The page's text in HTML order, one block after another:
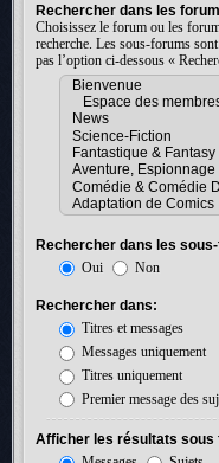
Rechercher dans les
Choisissez le forum ou les
recherche. Les sous-forums
pas l’option ci-dessous «
Rechercher dans les
Oui
Non
Rechercher dans:
Titres et messages
Messages uniquement
Titres uniquement
Premier message des
Afficher les résultats sous